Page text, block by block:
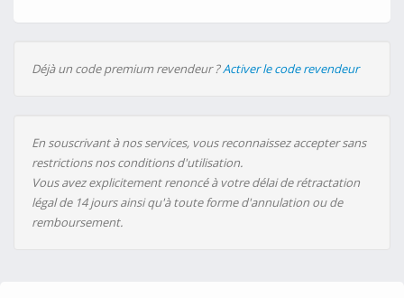
Déjà un code premium revendeur ?Activer le code revendeur
En souscrivant à nos services, vous reconnaissez accepter sans
restrictions nos conditions d'utilisation.
Vous avez explicitement renoncé à votre délai de rétractation
légal de 14 jours ainsi qu'à toute forme d'annulation ou de
remboursement.